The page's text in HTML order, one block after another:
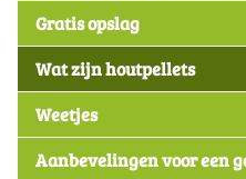
Gratis opslag
Wat zijn houtpellets
Weetjes
Aanbevelingen voor een